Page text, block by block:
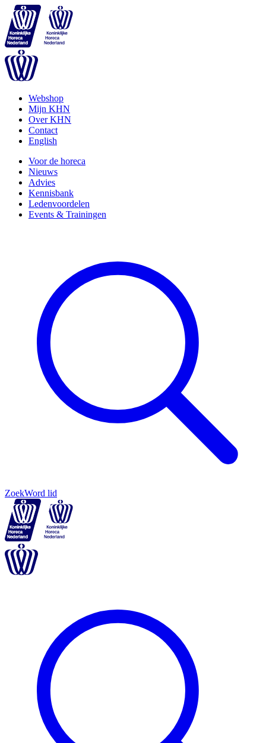
Webshop
Mijn KHN
Over KHN
Contact
English
Voor de horeca
Nieuws
Advies
Kennisbank
Ledenvoordelen
Events & Trainingen
ZoekWord lid